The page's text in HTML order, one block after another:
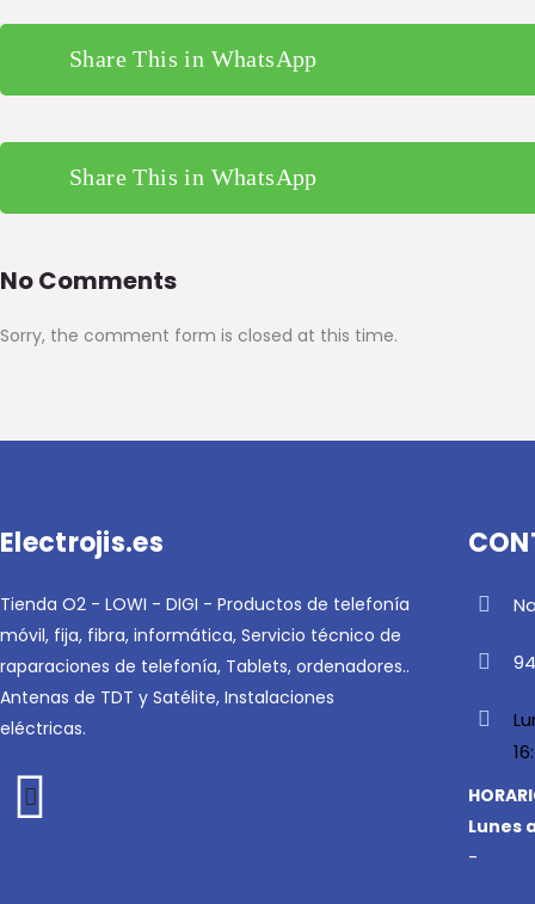
Share This in WhatsApp
Share This in WhatsApp
No Comments
Sorry, the comment form is closed at this time.
Electrojis.es
Tienda O2 - LOWI - DIGI - Productos de telefonía
móvil, fija, fibra, informática, Servicio técnico de
raparaciones de telefonía, Tablets, ordenadores..
Antenas de TDT y Satélite, Instalaciones
eléctricas.
Lunes
-